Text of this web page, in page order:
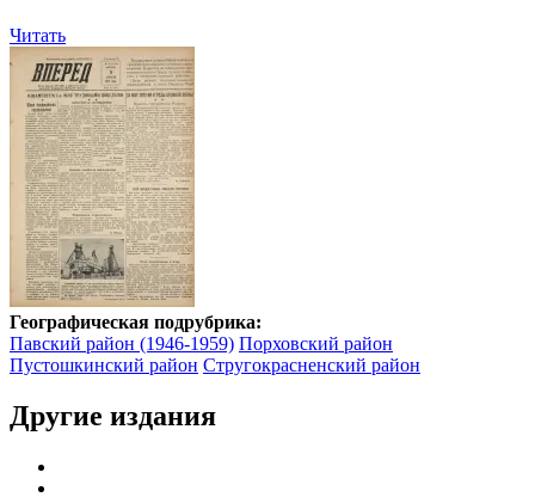
Читать
Географическая подрубрика:
Павский район (1946-1959) Порховский район
Пустошкинский район Стругокрасненский район
Другие издания